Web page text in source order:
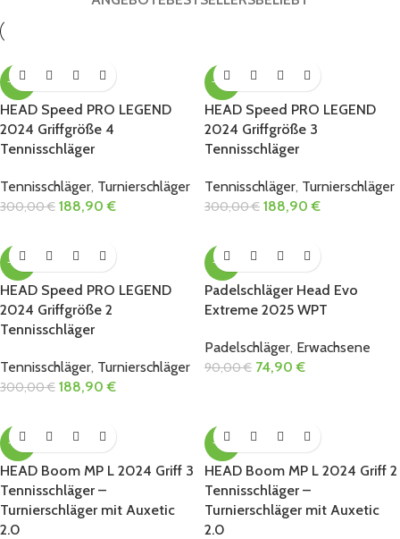
Tennisschläger kaufen
Schuhe und Zubehör
-37%
HEAD Speed PRO LEGEND
2024 Griffgröße 4
Tennisschläger
Tennisschläger, Turnierschläger
300,00€ 188,90€
-37%
HEAD Speed PRO LEGEND
2024 Griffgröße 3
Tennisschläger
Tennisschläger, Turnierschläger
300,00€ 188,90€
-37%
HEAD Speed PRO LEGEND
2024 Griffgröße 2
Tennisschläger
Tennisschläger, Turnierschläger
300,00€ 188,90€
-17%
Padelschläger Head Evo
Extreme 2025 WPT
Padelschläger, Erwachsene
90,00€ 74,90€
-31%
HEAD Boom MP L 2024 Griff 3
Tennisschläger –
Turnierschläger mit Auxetic
2.0
-31%
HEAD Boom MP L 2024 Griff 2
Tennisschläger –
Turnierschläger mit Auxetic
2.0